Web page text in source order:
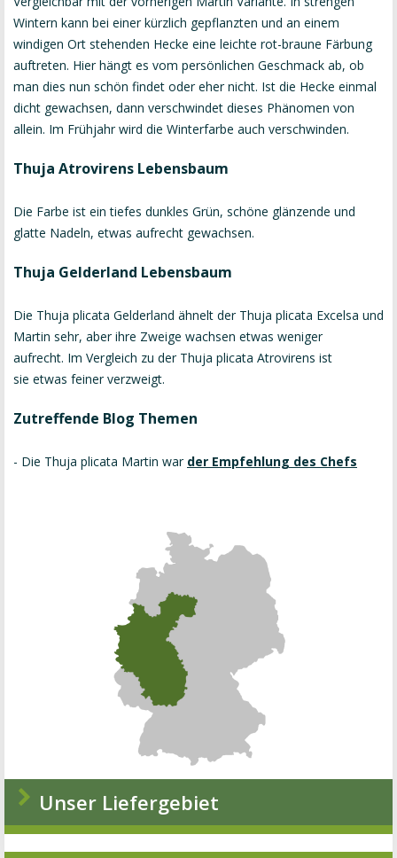
Wintern kann bei einer kürzlich gepflanzten und an einem
windigen Ort stehenden Hecke eine leichte rot-braune Färbung
auftreten. Hier hängt es vom persönlichen Geschmack ab, ob
man dies nun schön findet oder eher nicht. Ist die Hecke einmal
dicht gewachsen, dann verschwindet dieses Phänomen von
allein. Im Frühjahr wird die Winterfarbe auch verschwinden.
Thuja Atrovirens Lebensbaum
Die Farbe ist ein tiefes dunkles Grün, schöne glänzende und
glatte Nadeln, etwas aufrecht gewachsen.
Thuja Gelderland Lebensbaum
Die Thuja plicata Gelderland ähnelt der Thuja plicata Excelsa und
Martin sehr, aber ihre Zweige wachsen etwas weniger
aufrecht. Im Vergleich zu der Thuja plicata Atrovirens ist
sie etwas feiner verzweigt.
Zutreffende Blog Themen
- Die Thuja plicata Martin war der Empfehlung des Chefs
Unser Liefergebiet